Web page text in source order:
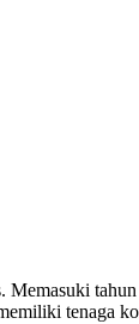
Memasuki
tenaga